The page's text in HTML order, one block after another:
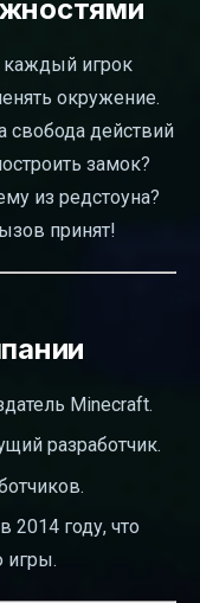
каждый игрок
окружение.
свобода действий
замок?
из редстоуна?
принят!
Minecraft.
разработчик.
2014 году, что
игры.